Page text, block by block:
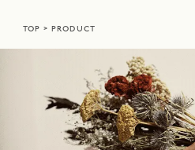
TOP PRODUCT